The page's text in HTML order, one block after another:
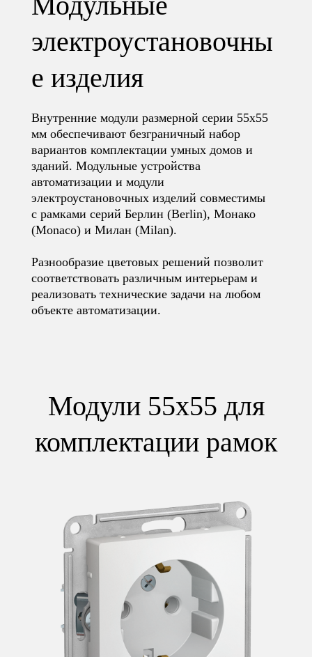
электроустановочны
е изделия
Внутренние модули размерной серии 55х55
мм обеспечивают безграничный набор
вариантов комплектации умных домов и
зданий. Модульные устройства
автоматизации и модули
электроустановочных изделий совместимы
с рамками серий Берлин (Berlin), Монако
(Monaco) и Милан (Milan).
Разнообразие цветовых решений позволит
соответствовать различным интерьерам и
реализовать технические задачи на любом
объекте автоматизации.
Модули 55x55 для
комплектации рамок